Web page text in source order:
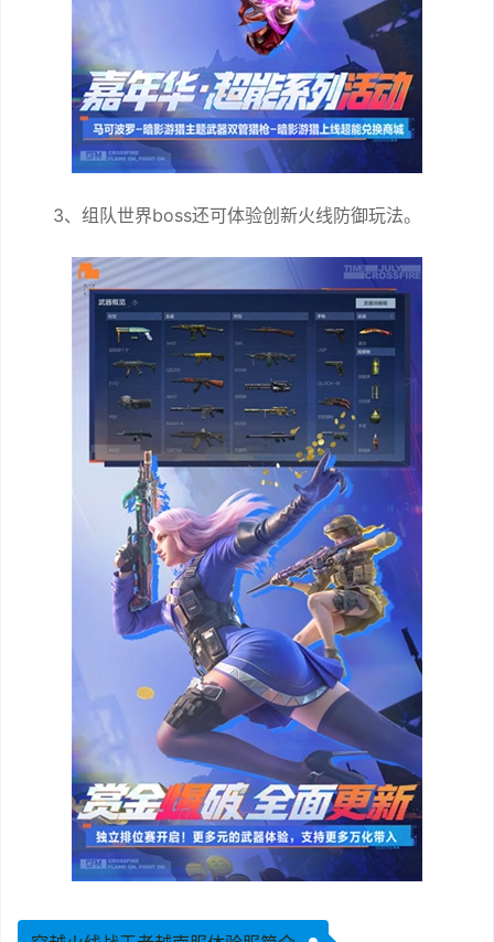
3、组队世界boss还可体验创新火线防御玩法。